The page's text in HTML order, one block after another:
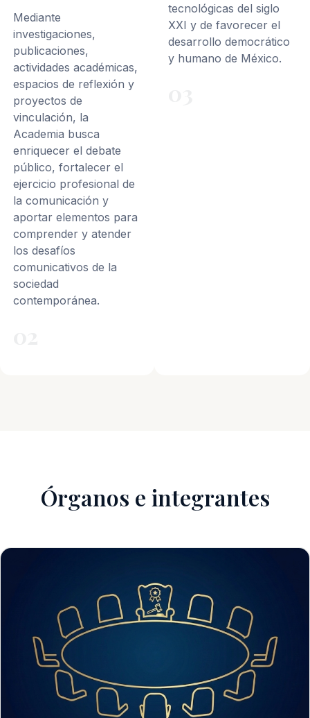
Mediante
investigaciones,
publicaciones,
actividades académicas,
espacios de reflexión y
proyectos de
vinculación, la
Academia busca
enriquecer el debate
público, fortalecer el
ejercicio profesional de
la comunicación y
aportar elementos para
comprender y atender
los desafíos
comunicativos de la
sociedad
contemporánea.
tecnológicas del siglo
XXI y de favorecer el
desarrollo democrático
y humano de México.
Órganos e integrantes